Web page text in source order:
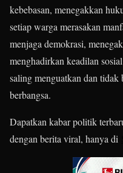
kebebasan, menegakkan
setiap warga merasakan
menjaga demokrasi,
menghadirkan keadilan
saling menguatkan dan
berbangsa.
Dapatkan kabar politik
dengan berita viral, hanya di